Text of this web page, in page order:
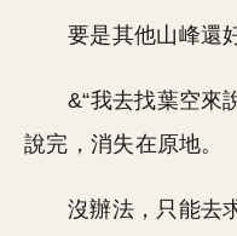
要是其他山峰還
&“我去找葉空來
說完，消失在原地。
沒辦法，只能去